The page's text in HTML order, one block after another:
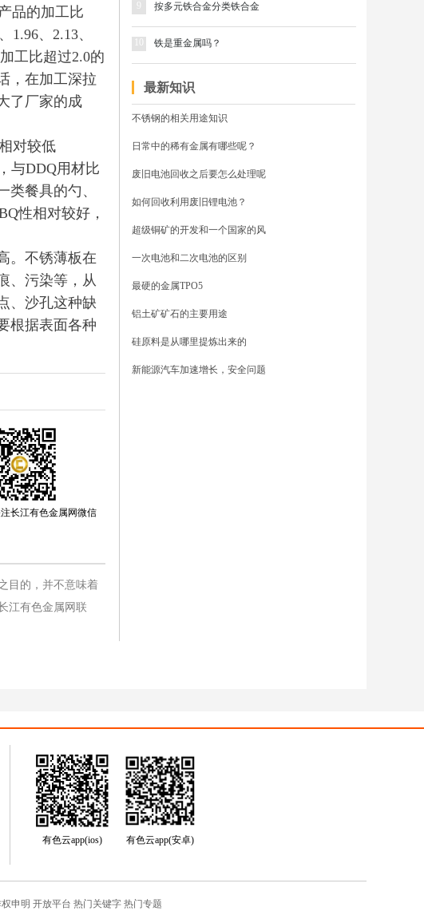
品的加工比
、2.13、
工比超过2.0的
，在加工深拉
了厂家的成
对较低
与DDQ用材比
餐具的勺、
性相对较好，
。不锈薄板在
、污染等，从
、沙孔这种缺
根据表面各种
长江有色金属网微信
目的，并不意味着
江有色金属网联
按多元铁合金分类铁合金
铁是重金属吗？
最新知识
不锈钢的相关用途知识
日常中的稀有金属有哪些呢？
废旧电池回收之后要怎么处理呢
如何回收利用废旧锂电池？
超级铜矿的开发和一个国家的风
一次电池和二次电池的区别
最硬的金属TPO5
铝土矿矿石的主要用途
硅原料是从哪里提炼出来的
新能源汽车加速增长，安全问题
有色云app(ios) 有色云app(安卓)
申明 开放平台 热门关键字 热门专题